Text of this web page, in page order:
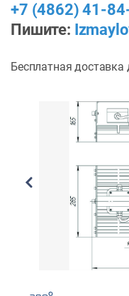
+7 (4862) 41-
Пишите:
Бесплатная